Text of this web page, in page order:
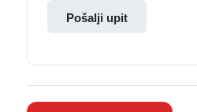
Pošalji upit